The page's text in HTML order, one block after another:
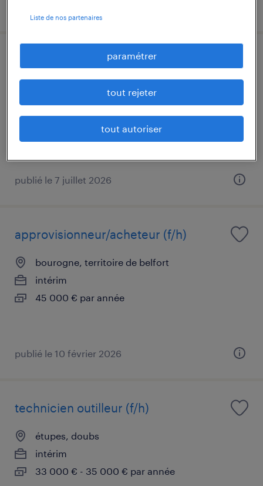
grandvillars, territoire de belfort
intérim
14,50 € par heure
publié le 7 juillet 2026
approvisionneur/acheteur (f/h)
bourogne, territoire de belfort
intérim
45 000 € par année
publié le 10 février 2026
technicien outilleur (f/h)
étupes, doubs
intérim
33 000 € - 35 000 € par année
Liste de nos partenaires
paramétrer
tout rejeter
tout autoriser